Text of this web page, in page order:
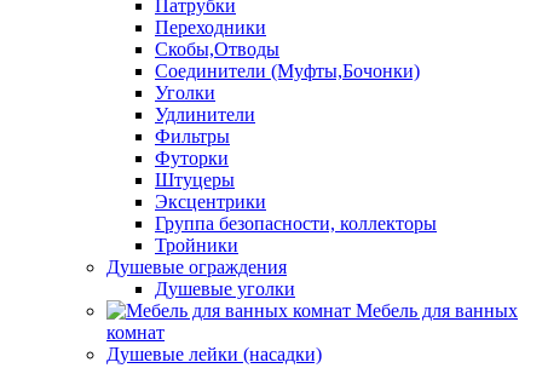
Патрубки
Переходники
Скобы,Отводы
Соединители (Муфты,Бочонки)
Уголки
Удлинители
Фильтры
Футорки
Штуцеры
Эксцентрики
Группа безопасности, коллекторы
Тройники
Душевые ограждения
Душевые уголки
Мебель для ванных
комнат
Душевые лейки (насадки)